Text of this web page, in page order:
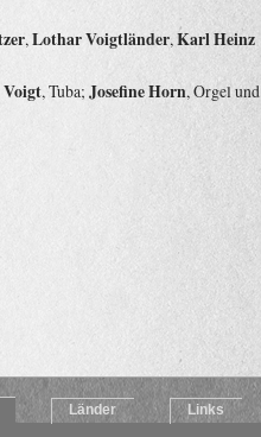
,Lothar Voigtländer,Karl Heinz
, Tuba;Josefine Horn, Orgel und
Länder Links